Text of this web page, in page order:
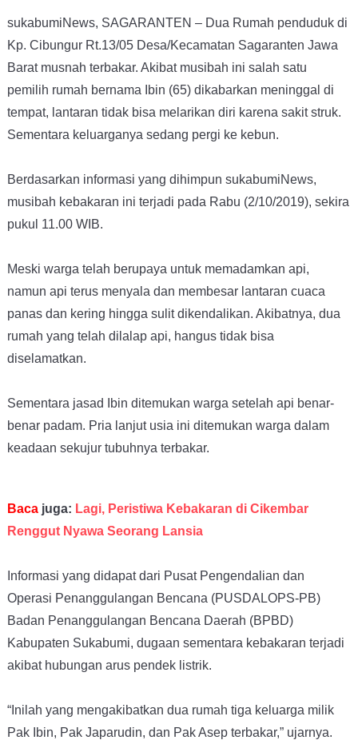
sukabumiNews, SAGARANTEN – Dua Rumah penduduk di
Kp. Cibungur Rt.13/05 Desa/Kecamatan Sagaranten Jawa
Barat musnah terbakar. Akibat musibah ini salah satu
pemilih rumah bernama Ibin (65) dikabarkan meninggal di
tempat, lantaran tidak bisa melarikan diri karena sakit struk.
Sementara keluarganya sedang pergi ke kebun.
Berdasarkan informasi yang dihimpun sukabumiNews,
musibah kebakaran ini terjadi pada Rabu (2/10/2019), sekira
pukul 11.00 WIB.
Meski warga telah berupaya untuk memadamkan api,
namun api terus menyala dan membesar lantaran cuaca
panas dan kering hingga sulit dikendalikan. Akibatnya, dua
rumah yang telah dilalap api, hangus tidak bisa
diselamatkan.
Sementara jasad Ibin ditemukan warga setelah api benar-
benar padam. Pria lanjut usia ini ditemukan warga dalam
keadaan sekujur tubuhnya terbakar.
Bacajuga: Lagi, Peristiwa Kebakaran di Cikembar
Renggut Nyawa Seorang Lansia
Informasi yang didapat dari Pusat Pengendalian dan
Operasi Penanggulangan Bencana (PUSDALOPS-PB)
Badan Penanggulangan Bencana Daerah (BPBD)
Kabupaten Sukabumi, dugaan sementara kebakaran terjadi
akibat hubungan arus pendek listrik.
“Inilah yang mengakibatkan dua rumah tiga keluarga milik
Pak Ibin, Pak Japarudin, dan Pak Asep terbakar,” ujarnya.